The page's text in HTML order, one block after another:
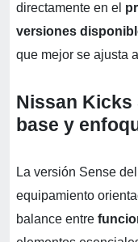
directamente en el
versiones
que mejor se ajusta
Nissan Kicks
base y
La versión Sense
equipamiento
balance entre